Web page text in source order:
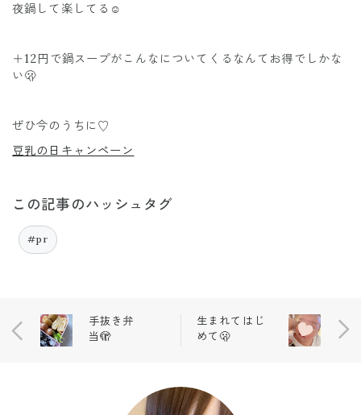
夜鍋して楽してる☺️
＋12円で鍋スープがこんなについてくるなんてお得でしかな
い🫢
ぜひ今のうちに♡
豆乳の日キャンペーン
この記事のハッシュタグ
#pr
手抜き弁
当🫣
生まれてはじ
めて🫢